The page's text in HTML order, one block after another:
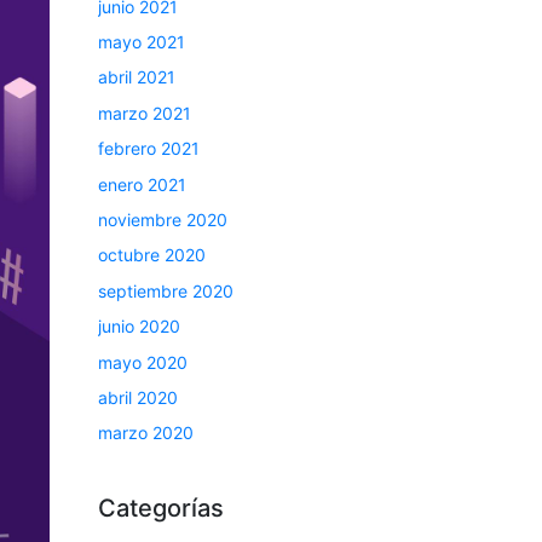
junio 2021
mayo 2021
abril 2021
marzo 2021
febrero 2021
enero 2021
noviembre 2020
octubre 2020
septiembre 2020
junio 2020
mayo 2020
abril 2020
marzo 2020
Categorías